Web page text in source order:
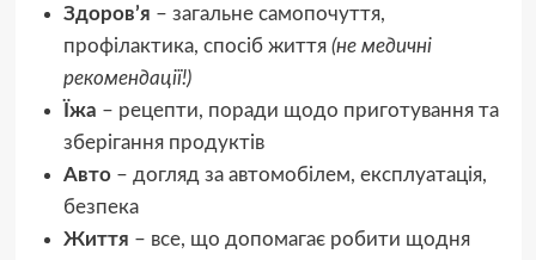
Здоров’я – загальне самопочуття,
профілактика, спосіб життя (не медичні
рекомендації!)
Їжа – рецепти, поради щодо приготування та
зберігання продуктів
Авто – догляд за автомобілем, експлуатація,
безпека
Життя – все, що допомагає робити щодня